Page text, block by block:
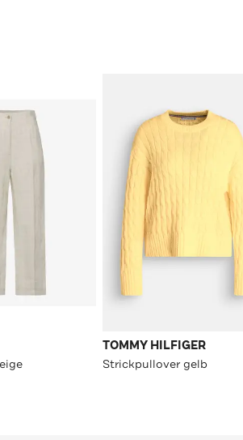
TOMMY HILFIGER
Strickpullover gelb